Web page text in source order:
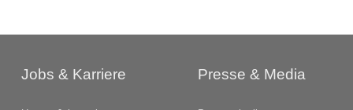
Jobs & Karriere Presse & Media